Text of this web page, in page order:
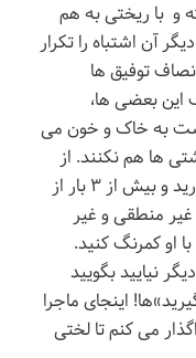
و با ریختی به هم
آن اشتباه را تکرار
توفیق ها
این بعضی ها،
است به خاک و خون می
ها هم نکنند. از
من می شنوید، اگر از این دوست ها دارید و بیش از ۳ بار از
غیر منطقی و غیر
او کمرنگ کنید.
نیایید بگویید
اینجای ماجرا
می کنم تا لختی